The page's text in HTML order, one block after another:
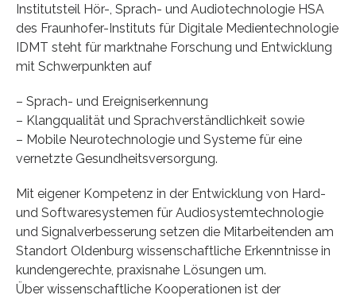
Institutsteil Hör-, Sprach- und Audiotechnologie HSA
des Fraunhofer-Instituts für Digitale Medientechnologie
IDMT steht für marktnahe Forschung und Entwicklung
mit Schwerpunkten auf
– Sprach- und Ereigniserkennung
– Klangqualität und Sprachverständlichkeit sowie
– Mobile Neurotechnologie und Systeme für eine
vernetzte Gesundheitsversorgung.
Mit eigener Kompetenz in der Entwicklung von Hard-
und Softwaresystemen für Audiosystemtechnologie
und Signalverbesserung setzen die Mitarbeitenden am
Standort Oldenburg wissenschaftliche Erkenntnisse in
kundengerechte, praxisnahe Lösungen um.
Über wissenschaftliche Kooperationen ist der